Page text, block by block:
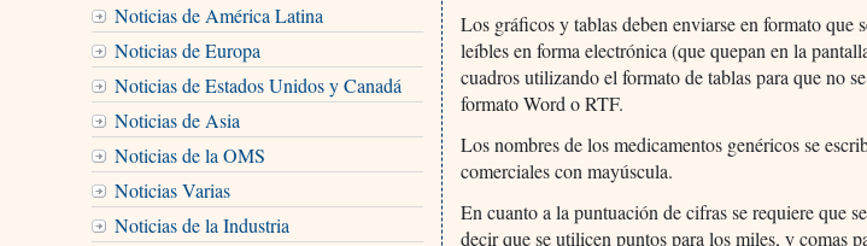
Noticias de América Latina
Noticias de Europa
Noticias de Estados Unidos y Canadá
Noticias de Asia
Noticias de la OMS
Noticias Varias
Noticias de la Industria
Los gráficos y tablas deben enviarse en formato que
leíbles en forma electrónica (que quepan en la
cuadros utilizando el formato de tablas para que no
formato Word o RTF.
Los nombres de los medicamentos genéricos se
comerciales con mayúscula.
En cuanto a la puntuación de cifras se requiere que
decir que se utilicen puntos para los miles, y comas